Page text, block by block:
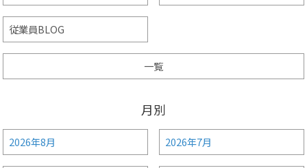
従業員BLOG
一覧
月別
2026年8月 2026年7月